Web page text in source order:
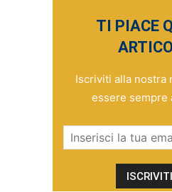
TI PIACE
Iscriviti alla nostra
essere sempre